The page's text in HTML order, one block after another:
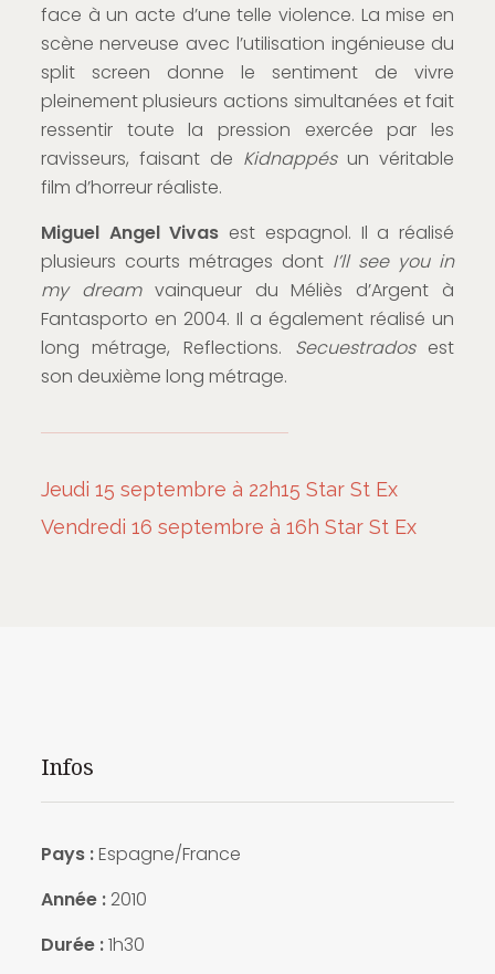
face à un acte d’une telle violence. La mise en
scène nerveuse avec l’utilisation ingénieuse du
split screen donne le sentiment de vivre
pleinement plusieurs actions simultanées et fait
ressentir toute la pression exercée par les
ravisseurs, faisant de Kidnappésun véritable
film d’horreur réaliste.
Miguel Angel Vivas est espagnol. Il a réalisé
plusieurs courts métrages dont I’ll see you in
my dream vainqueur du Méliès d’Argent à
Fantasporto en 2004. Il a également réalisé un
long métrage, Reflections. Secuestradosest
son deuxième long métrage.
Jeudi 15 septembre à 22h15 Star St Ex
Vendredi 16 septembre à 16h Star St Ex
Infos
Pays :Espagne/France
Année : 2010
Durée :1h30